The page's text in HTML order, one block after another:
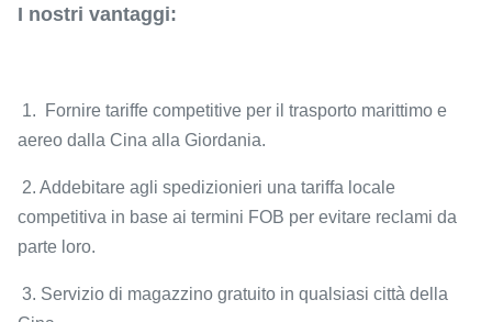
I nostri vantaggi:
1. Fornire tariffe competitive per il trasporto marittimo e
aereo dalla Cina alla Giordania.
2. Addebitare agli spedizionieri una tariffa locale
competitiva in base ai termini FOB per evitare reclami da
parte loro.
3. Servizio di magazzino gratuito in qualsiasi città della